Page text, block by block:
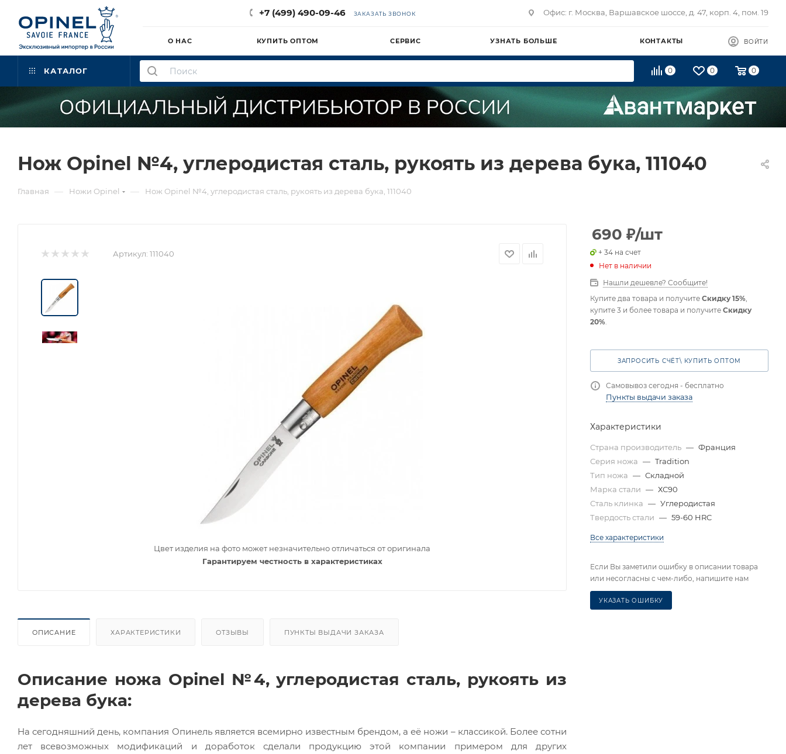
+7 (499) 490-09-46 ЗАКАЗАТЬ ЗВОНОК Офис: г. Москва, Варшавское шоссе, д. 47, корп. 4, пом. 19
О НАС КУПИТЬ ОПТОМ СЕРВИС УЗНАТЬ БОЛЬШЕ КОНТАКТЫ ВОЙТИ
КАТАЛОГ 0 0 0
Нож Opinel №4, углеродистая сталь, рукоять из дерева бука, 111040
Главная — Ножи Opinel — Нож Opinel №4, углеродистая сталь, рукоять из дерева бука, 111040
Артикул: 111040
Цвет изделия на фото может незначительно отличаться от оригинала
Гарантируем честность в характеристиках
ОПИСАНИЕ ХАРАКТЕРИСТИКИ ОТЗЫВЫ ПУНКТЫ ВЫДАЧИ ЗАКАЗА
Описание ножа Opinel №4, углеродистая сталь, рукоять из
дерева бука:
На сегодняшний день, компания Опинель является всемирно известным брендом, а её ножи – классикой. Более сотни
лет всевозможных модификаций и доработок сделали продукцию этой компании примером для других
690 ₽/шт
+ 34 на счет
Нет в наличии
Нашли дешевле? Сообщите!
Купите два товара и получите Скидку 15%
купите 3 и более товара и получите Скидку
20%
ЗАПРОСИТЬ СЧЁТ\ КУПИТЬ ОПТОМ
Самовывоз сегодня - бесплатно
Пункты выдачи заказа
Характеристики
Страна производитель — Франция
Серия ножа — Tradition
Тип ножа — Складной
Марка стали — ХС90
Сталь клинка — Углеродистая
Твердость стали — 59-60 HRC
Все характеристики
Если Вы заметили ошибку в описании товара
или несогласны с чем-либо, напишите нам
УКАЗАТЬ ОШИБКУ